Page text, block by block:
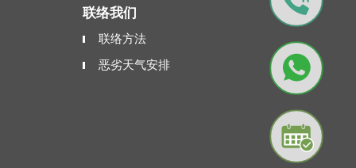
联络我们
联络方法
恶劣天气安排